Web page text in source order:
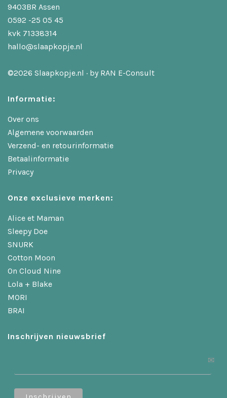
9403BR Assen
0592 -25 05 45
kvk 71338314
hallo@slaapkopje.nl
©2026 Slaapkopje.nl · by RAN E-Consult
Informatie:
Over ons
Algemene voorwaarden
Verzend- en retourinformatie
Betaalinformatie
Privacy
Onze exclusieve merken:
Alice et Maman
Sleepy Doe
SNURK
Cotton Moon
On Cloud Nine
Lola + Blake
MORI
BRAI
Inschrijven nieuwsbrief